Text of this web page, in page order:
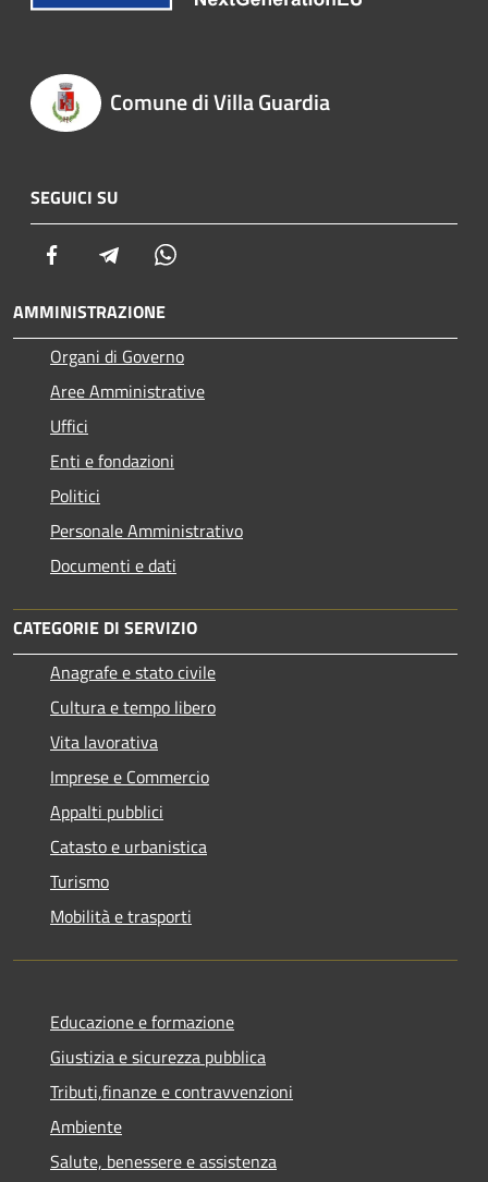
Comune di Villa Guardia
SEGUICI SU
Facebook Telegram
AMMINISTRAZIONE
Organi di Governo
Aree Amministrative
Uffici
Enti e fondazioni
Politici
Personale Amministrativo
Documenti e dati
CATEGORIE DI SERVIZIO
Anagrafe e stato civile
Cultura e tempo libero
Vita lavorativa
Imprese e Commercio
Appalti pubblici
Catasto e urbanistica
Turismo
Mobilità e trasporti
Educazione e formazione
Giustizia e sicurezza pubblica
Tributi,finanze e contravvenzioni
Ambiente
Salute, benessere e assistenza